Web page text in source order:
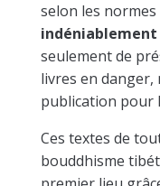
selon les
seulement de
livres en danger,
publication pour
Ces textes de
bouddhisme